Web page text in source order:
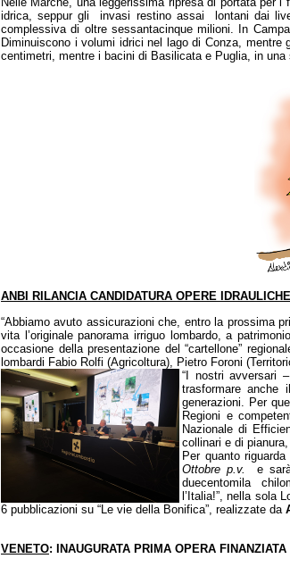
idrica, seppur gli invasi restino assai lontani dai
complessiva di oltre sessantacinque milioni. In
Diminuiscono i volumi idrici nel lago di Conza,
centimetri, mentre i bacini di Basilicata e Puglia, in
ANBI RILANCIA CANDIDATURA OPERE
“Abbiamo avuto assicurazioni che, entro la prossima
vita l’originale panorama irriguo lombardo, a
occasione della presentazione del “cartellone”
lombardi Fabio Rolfi (Agricoltura), Pietro Foroni
“I nostri avversari
trasformare anche
generazioni. Per
Regioni e
Nazionale di
collinari e di
Per quanto
Ottobre p.v.
e sarà
duecentomila
l’Italia!”, nella sola
6 pubblicazioni su “Le vie della Bonifica”, realizzate da
VENETO: INAUGURATA PRIMA OPERA FINANZIATA